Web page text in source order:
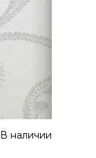
В наличии